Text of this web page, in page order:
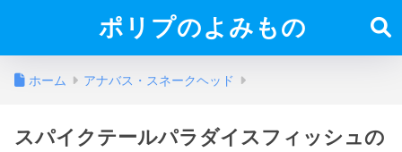
ポリプのよみもの
ホーム アナバス・スネークヘッド
スパイクテールパラダイスフィッシュの